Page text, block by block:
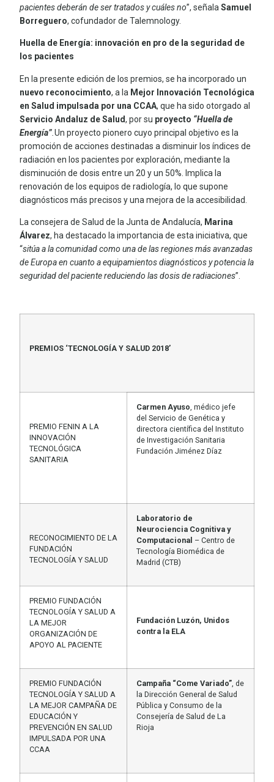
pacientes deberán de ser tratados y cuáles no”, señala Samuel
Borreguero, cofundador de Talemnology.
Huella de Energía: innovación en pro de la seguridad de
los pacientes
En la presente edición de los premios, se ha incorporado un
nuevo reconocimiento, a la Mejor Innovación Tecnológica
en Salud impulsada por una CCAA, que ha sido otorgado al
Servicio Andaluz de Salud, por su proyecto “Huella de
Energía” Un proyecto pionero cuyo principal objetivo es la
promoción de acciones destinadas a disminuir los índices de
radiación en los pacientes por exploración, mediante la
disminución de dosis entre un 20 y un 50%. Implica la
renovación de los equipos de radiología, lo que supone
diagnósticos más precisos y una mejora de la accesibilidad.
La consejera de Salud de la Junta de Andalucía, Marina
Álvarez, ha destacado la importancia de esta iniciativa, que
“sitúa a la comunidad como una de las regiones más avanzadas
de Europa en cuanto a equipamientos diagnósticos y potencia la
seguridad del paciente reduciendo las dosis de radiaciones”.
PREMIOS ‘TECNOLOGÍA Y SALUD 2018’
PREMIO FENIN A LA
INNOVACIÓN
TECNOLÓGICA
SANITARIA
Carmen Ayuso , médico jefe
del Servicio de Genética y
directora científica del Instituto
de Investigación Sanitaria
Fundación Jiménez Díaz
RECONOCIMIENTO DE LA
FUNDACIÓN
TECNOLOGÍA Y SALUD
Laboratorio de
Neurociencia Cognitiva y
Computacional – Centro de
Tecnología Biomédica de
Madrid (CTB)
PREMIO FUNDACIÓN
TECNOLOGÍA Y SALUD A
LA MEJOR
ORGANIZACIÓN DE
APOYO AL PACIENTE
Fundación Luzón, Unidos
contra la ELA
PREMIO FUNDACIÓN
TECNOLOGÍA Y SALUD A
LA MEJOR CAMPAÑA DE
EDUCACIÓN Y
PREVENCIÓN EN SALUD
IMPULSADA POR UNA
CCAA
Campaña “Come Variado” , de
la Dirección General de Salud
Pública y Consumo de la
Consejería de Salud de La
Rioja